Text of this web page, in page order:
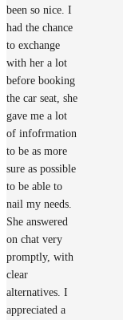
been so nice. I
had the chance
to exchange
with her a lot
before booking
the car seat, she
gave me a lot
of infofrmation
to be as more
sure as possible
to be able to
nail my needs.
She answered
on chat very
promptly, with
clear
alternatives. I
appreciated a